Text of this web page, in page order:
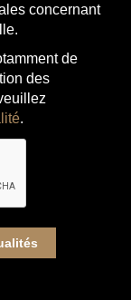
concernant
de
des
.